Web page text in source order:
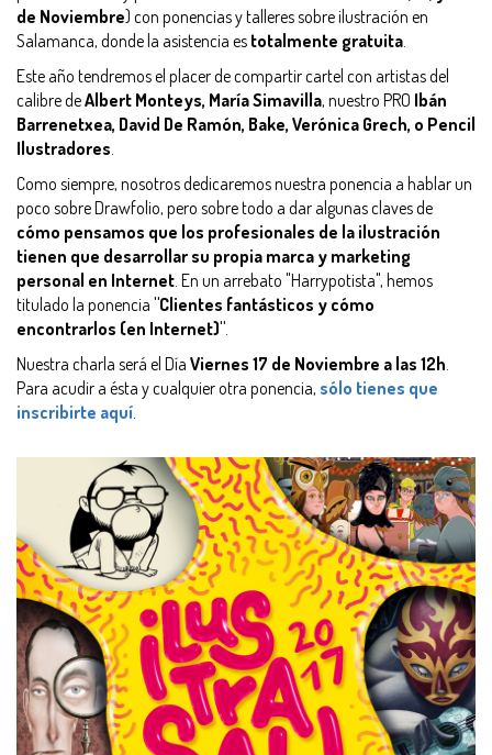
de Noviembre) con ponencias y talleres sobre ilustración en
Salamanca, donde la asistencia es totalmente gratuita.
Este año tendremos el placer de compartir cartel con artistas del
calibre deAlbert Monteys, María Simavilla, nuestro PRO Ibán
Barrenetxea, David De Ramón, Bake, Verónica Grech, o Pencil
Ilustradores.
Como siempre, nosotros dedicaremos nuestra ponencia a hablar un
poco sobre Drawfolio, pero sobre todo a dar algunas claves de
cómo pensamos que los profesionales de la ilustración
tienen que desarrollar su propia marca y marketing
personal en Internet. En un arrebato "Harrypotista", hemos
titulado la ponencia "Clientes fantásticos y cómo
encontrarlos (en Internet)".
Nuestra charla será el Día Viernes 17 de Noviembre a las 12h.
Para acudir a ésta y cualquier otra ponencia, sólo tienes que
inscribirte aquí.